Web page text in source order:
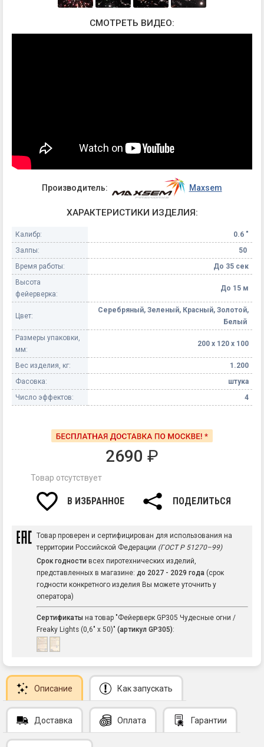
СМОТРЕТЬ ВИДЕО:
Производитель: Maxsem
ХАРАКТЕРИСТИКИ ИЗДЕЛИЯ:
Калибр:
0.6 "
Залпы:
50
Время работы:
До 35 сек
Высота
фейерверка:
До 15 м
Цвет:
Серебряный, Зеленый, Красный, Золотой,
Белый
Размеры упаковки,
мм:
200 х 120 х 100
Вес изделия, кг:
1.200
Фасовка:
штука
Число эффектов:
4
2690 ₽
Товар отсутствует
В ИЗБРАННОЕ ПОДЕЛИТЬСЯ
Товар проверен и сертифицирован для использования на
территории Российской Федерации (ГОСТ Р 51270–99)
Срок годности всех пиротехнических изделий,
представленных в магазине: до 2027 - 2029 года (срок
годности конкретного изделия Вы можете уточнить у
оператора)
Сертификаты на товар "Фейерверк GP305 Чудесные огни /
Freaky Lights (0,6" х 50)" (артикул GP305):
Описание Как запускать
Доставка Оплата Гарантии